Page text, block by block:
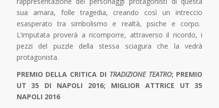
sua amara, folle tragedia, creando così un intreccio
esasperato tra simbolismo e realtà, psiche e corpo.
L’imputata proverà a ricomporre, attraverso il ricordo, i
pezzi del puzzle della stessa sciagura che la vedrà
protagonista.
PREMIO DELLA CRITICA DI TRADIZIONE TEATRO; PREMIO
UT 35 DI NAPOLI 2016; MIGLIOR ATTRICE UT 35
NAPOLI 2016